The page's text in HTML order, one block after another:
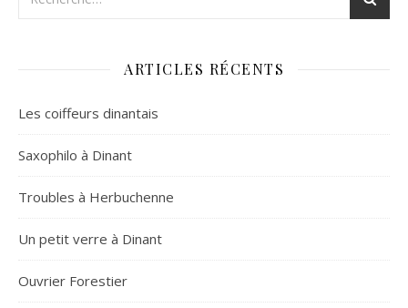
ARTICLES RÉCENTS
Les coiffeurs dinantais
Saxophilo à Dinant
Troubles à Herbuchenne
Un petit verre à Dinant
Ouvrier Forestier